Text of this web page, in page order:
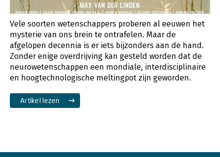
Vele soorten wetenschappers proberen al eeuwen het
mysterie van ons brein te ontrafelen. Maar de
afgelopen decennia is er iets bijzonders aan de hand.
Zonder enige overdrijving kan gesteld worden dat de
neurowetenschappen een mondiale, interdisciplinaire
en hoogtechnologische meltingpot zijn geworden.
Artikel lezen